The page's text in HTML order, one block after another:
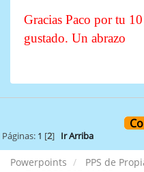
Gracias Paco por tu
gustado. Un abrazo
Páginas: 1 [2] Ir Arriba
Powerpoints PPS de